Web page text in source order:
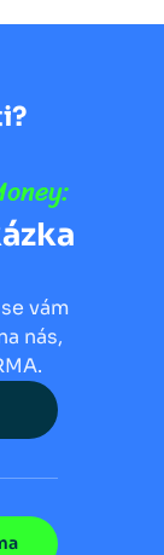
vám
nás,